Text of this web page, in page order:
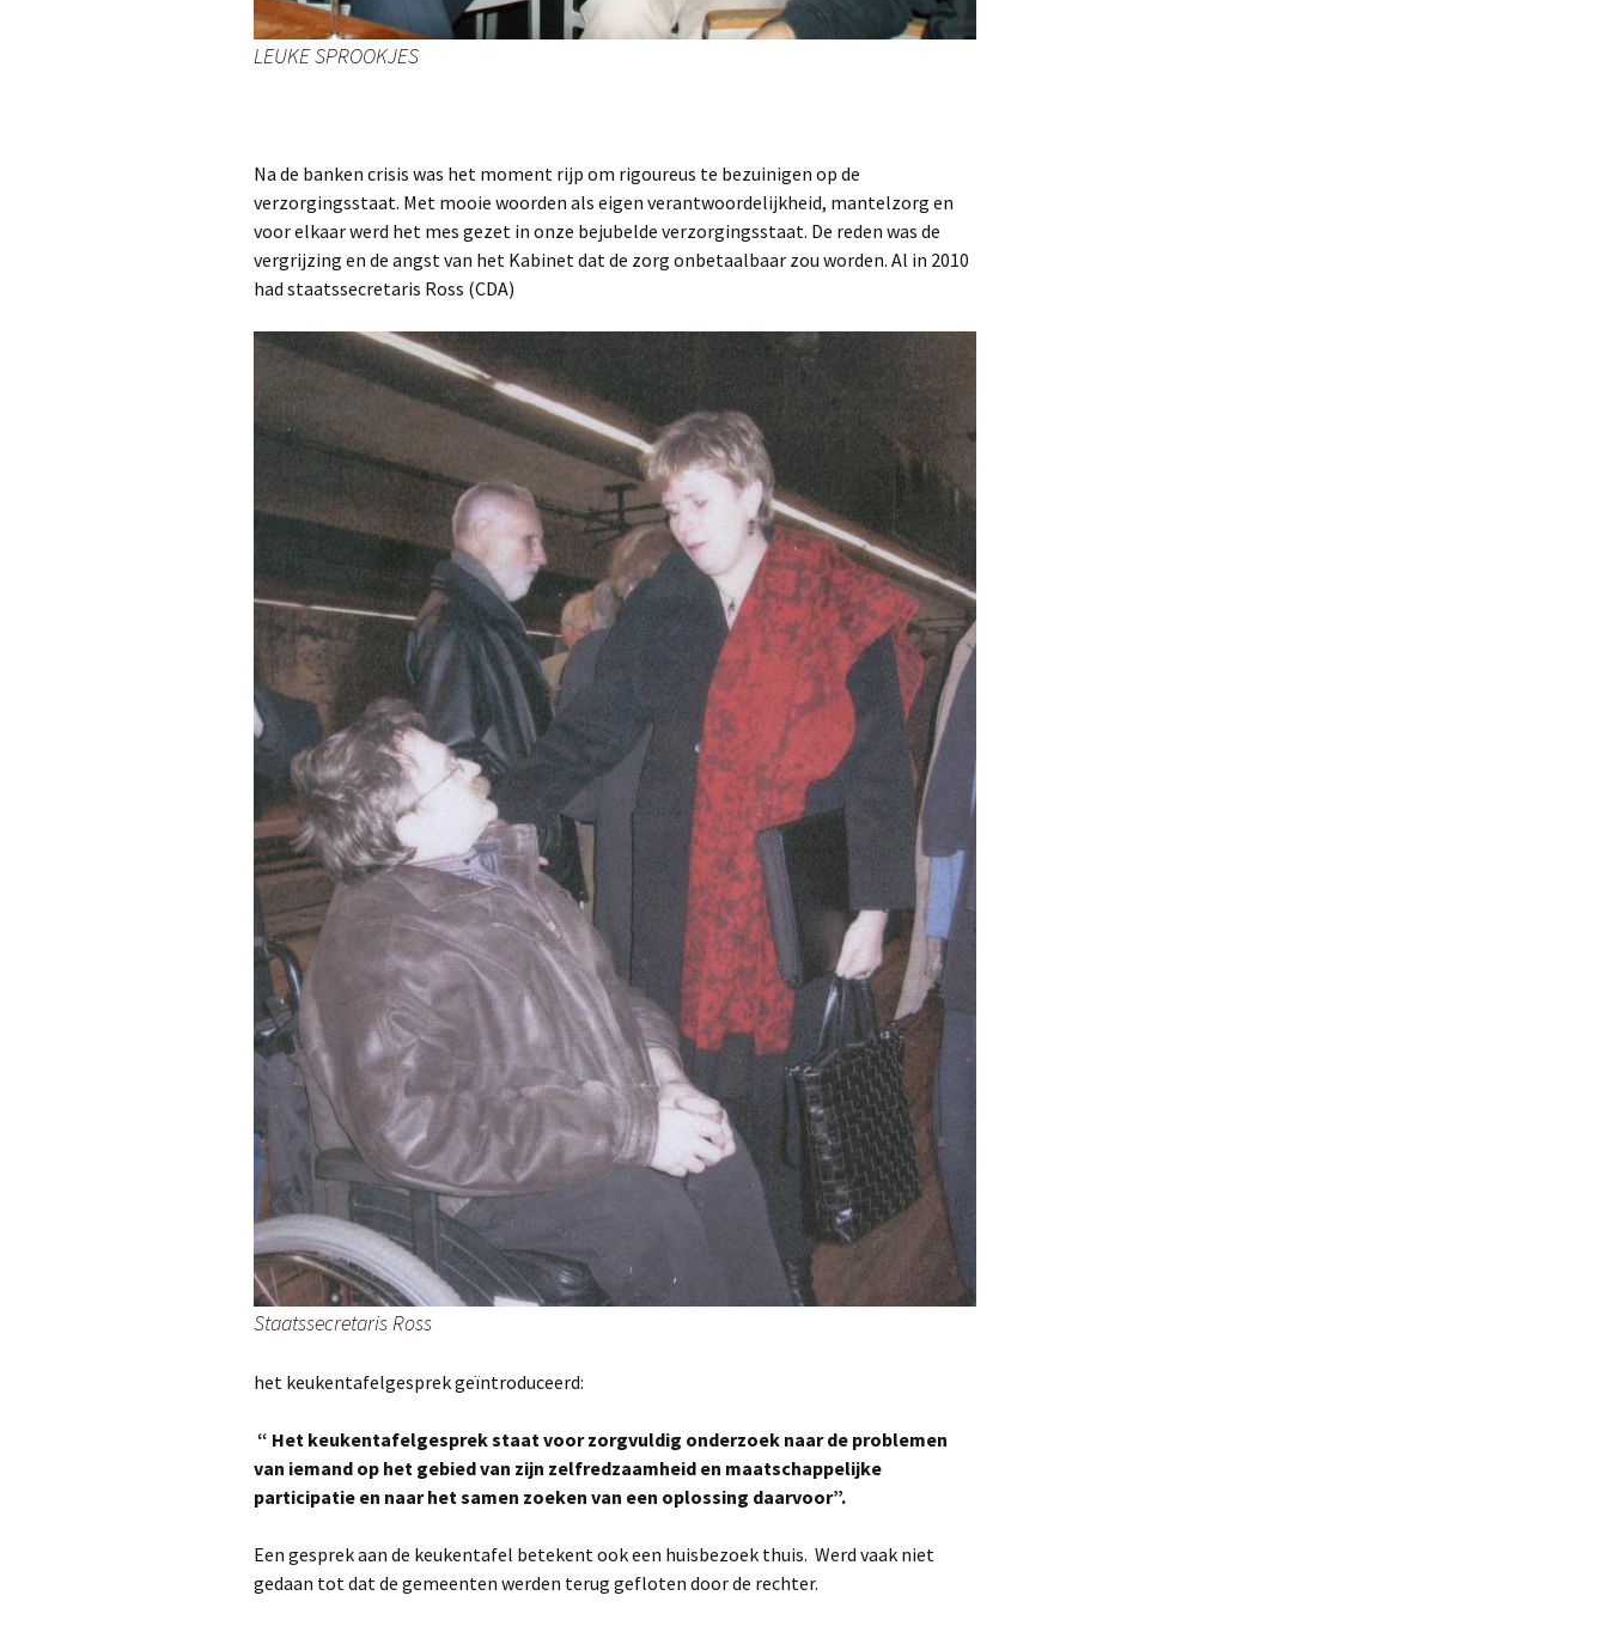
LEUKE SPROOKJES
Na de banken crisis was het moment rijp om rigoureus te bezuinigen op de
verzorgingsstaat. Met mooie woorden als eigen verantwoordelijkheid, mantelzorg en
voor elkaar werd het mes gezet in onze bejubelde verzorgingsstaat. De reden was de
vergrijzing en de angst van het Kabinet dat de zorg onbetaalbaar zou worden. Al in 2010
had staatssecretaris Ross (CDA)
Staatssecretaris Ross
het keukentafelgesprek geïntroduceerd:
“ Het keukentafelgesprek staat voor zorgvuldig onderzoek naar de problemen
van iemand op het gebied van zijn zelfredzaamheid en maatschappelijke
participatie en naar het samen zoeken van een oplossing daarvoor”.
Een gesprek aan de keukentafel betekent ook een huisbezoek thuis. Werd vaak niet
gedaan tot dat de gemeenten werden terug gefloten door de rechter.